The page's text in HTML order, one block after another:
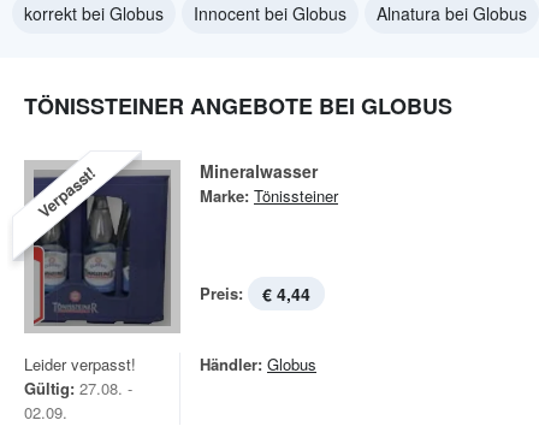
korrekt bei Globus
Innocent bei Globus Alnatura bei Globus
TÖNISSTEINER ANGEBOTE BEI GLOBUS
Verpasst! Mineralwasser
Marke: Tönissteiner
Preis: € 4,44
Leider verpasst!
Gültig: 27.08. -
02.09.
Händler: Globus